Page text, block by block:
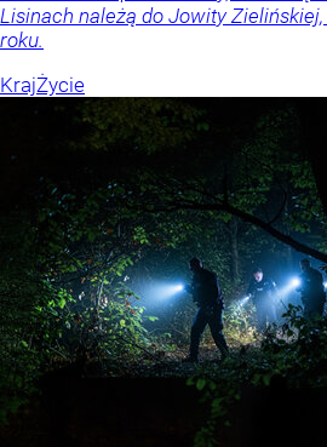
Lisinach należą do Jowity
roku.
KrajŻycie